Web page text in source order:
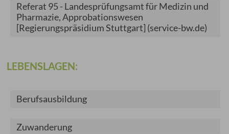
Referat 95 - Landesprüfungsamt für Medizin und
Pharmazie, Approbationswesen
[Regierungspräsidium Stuttgart] (service-bw.de)
LEBENSLAGEN:
Berufsausbildung
Zuwanderung